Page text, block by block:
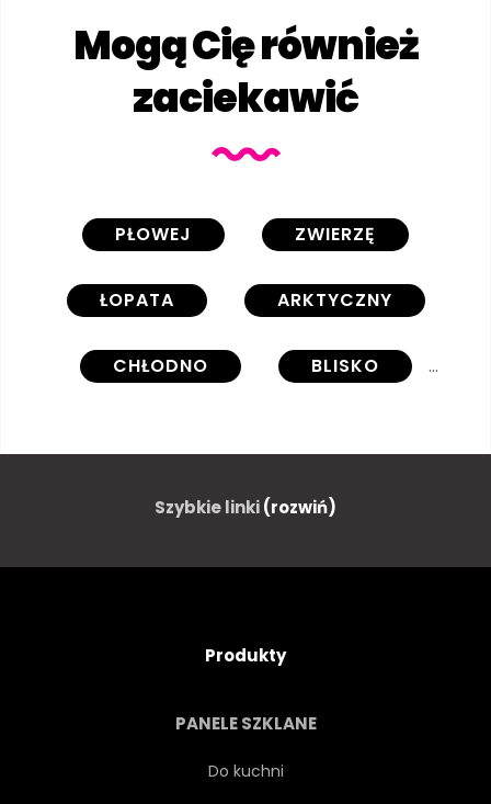
Mogą Cię również
zaciekawić
PŁOWEJ ZWIERZĘ
ŁOPATA ARKTYCZNY
CHŁODNO BLISKO
MRÓZ MROŻONE
FUTRO FURRY
DUŻA
Szybkie linki(rozwiń)
Produkty
PANELE SZKLANE
Do kuchni